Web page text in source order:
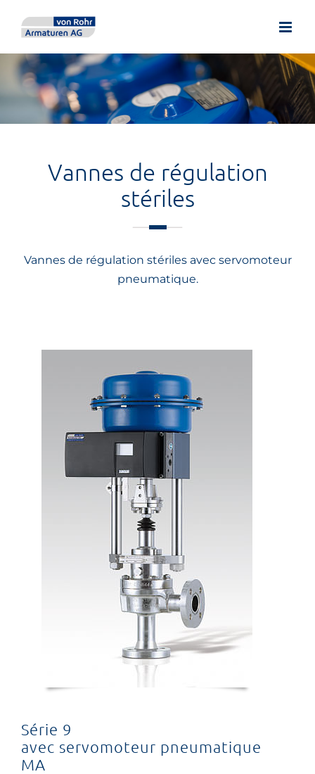
Vannes de régulation
stériles
Vannes de régulation stériles avec servomoteur
pneumatique.
Série 9
avec servomoteur pneumatique
MA